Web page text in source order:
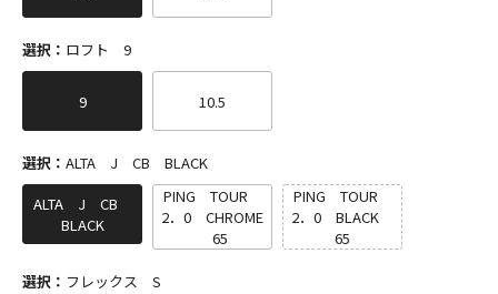
選択： ロフト 9
9 10.5
選択： ALTA J CB BLACK
ALTA J CB
BLACK
PING TOUR
2．0 CHROME
65
PING TOUR
2．0 BLACK
65
選択： フレックス S